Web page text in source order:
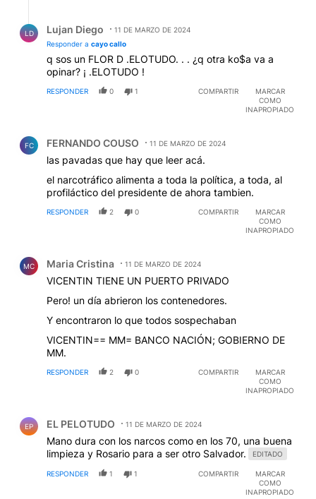
LD Lujan Diego
11 DE MARZO DE 2024
Responder a cayo callo
q sos un FLOR D .ELOTUDO. . . ¿q otra ko$a va a
opinar? ¡ .ELOTUDO !
RESPONDER 0 1 COMPARTIR
MARCAR
COMO
INAPROPIADO
FC FERNANDO COUSO 11 DE MARZO DE 2024
las pavadas que hay que leer acá.
el narcotráfico alimenta a toda la política, a toda, al
profiláctico del presidente de ahora tambien.
RESPONDER 2 0 COMPARTIR
MARCAR
COMO
INAPROPIADO
MC Maria Cristina 11 DE MARZO DE 2024
VICENTIN TIENE UN PUERTO PRIVADO
Pero! un día abrieron los contenedores.
Y encontraron lo que todos sospechaban
VICENTIN== MM= BANCO NACIÓN; GOBIERNO DE
MM.
RESPONDER 2 0 COMPARTIR
MARCAR
COMO
INAPROPIADO
EP EL PELOTUDO 11 DE MARZO DE 2024
Mano dura con los narcos como en los 70, una buena
limpieza y Rosario para a ser otro Salvador.
EDITADO
RESPONDER 1 1 COMPARTIR
MARCAR
COMO
INAPROPIADO